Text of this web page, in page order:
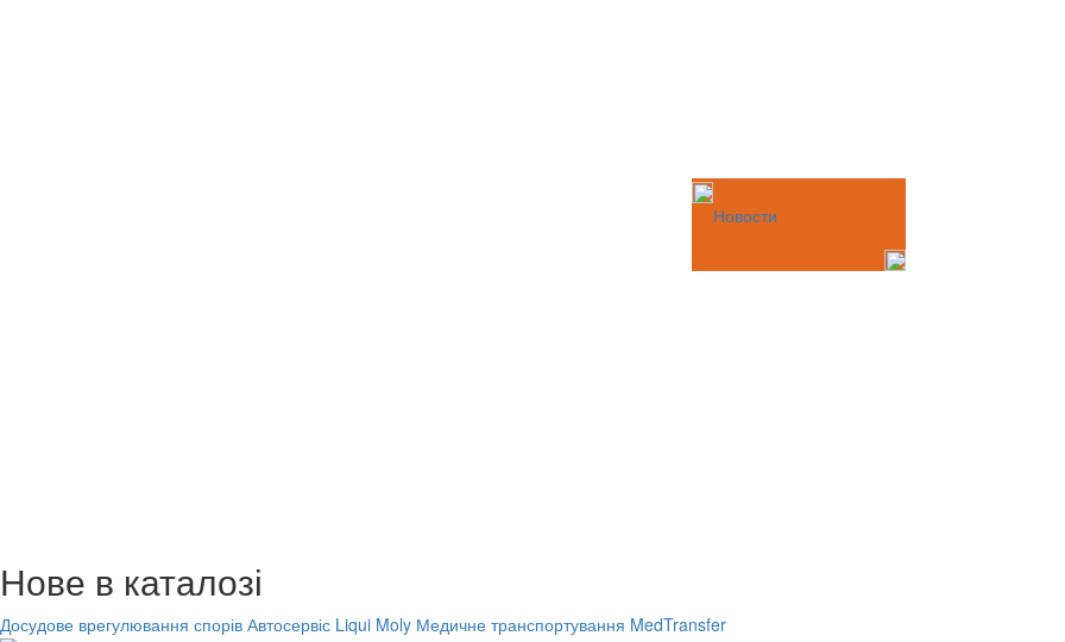
Новости
Нове в каталозі
Досудове врегулювання спорів Автосервіс Liqui Moly Медичне транспортування MedTransfer